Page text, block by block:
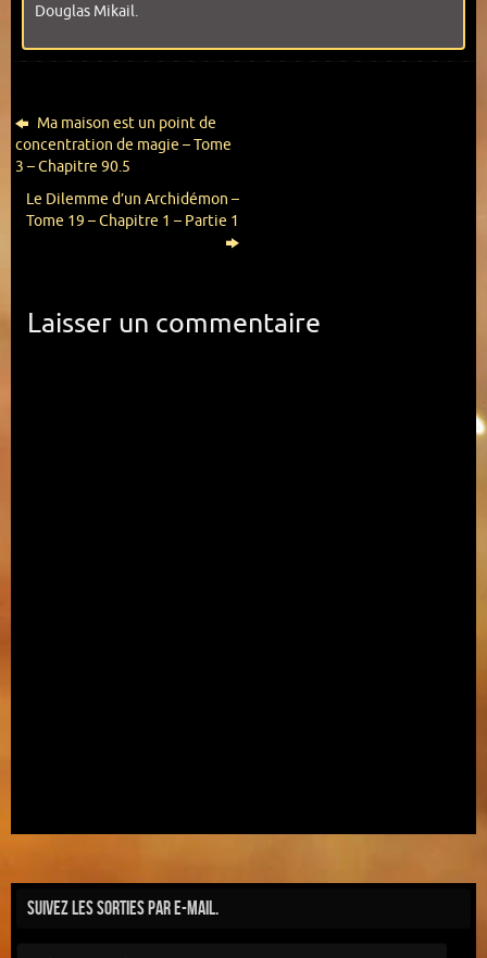
Douglas Mikail.
Ma maison est un point de
concentration de magie – Tome
3 – Chapitre 90.5
Le Dilemme d’un Archidémon –
Tome 19 – Chapitre 1 – Partie 1
Laisser un commentaire
Suivez les sorties par e-mail.